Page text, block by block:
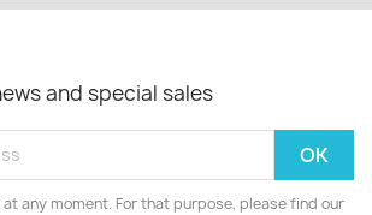
and special sales
any moment. For that purpose, please find our